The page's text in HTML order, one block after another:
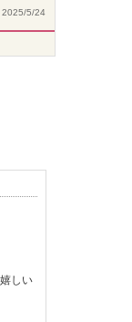
2025/5/24
しい